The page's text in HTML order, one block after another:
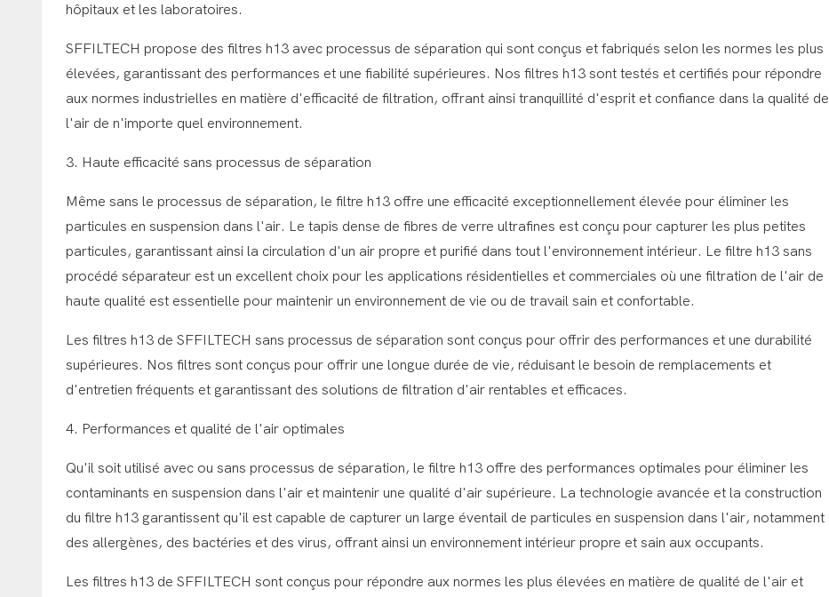
hôpitaux et les laboratoires.
SFFILTECH propose des filtres h13 avec processus de séparation qui sont conçus et fabriqués selon les normes les plus
élevées, garantissant des performances et une fiabilité supérieures. Nos filtres h13 sont testés et certifiés pour répondre
aux normes industrielles en matière d'efficacité de filtration, offrant ainsi tranquillité d'esprit et confiance dans la qualité de
l'air de n'importe quel environnement.
3. Haute efficacité sans processus de séparation
Même sans le processus de séparation, le filtre h13 offre une efficacité exceptionnellement élevée pour éliminer les
particules en suspension dans l'air. Le tapis dense de fibres de verre ultrafines est conçu pour capturer les plus petites
particules, garantissant ainsi la circulation d'un air propre et purifié dans tout l'environnement intérieur. Le filtre h13 sans
procédé séparateur est un excellent choix pour les applications résidentielles et commerciales où une filtration de l'air de
haute qualité est essentielle pour maintenir un environnement de vie ou de travail sain et confortable.
Les filtres h13 de SFFILTECH sans processus de séparation sont conçus pour offrir des performances et une durabilité
supérieures. Nos filtres sont conçus pour offrir une longue durée de vie, réduisant le besoin de remplacements et
d'entretien fréquents et garantissant des solutions de filtration d'air rentables et efficaces.
4. Performances et qualité de l'air optimales
Qu'il soit utilisé avec ou sans processus de séparation, le filtre h13 offre des performances optimales pour éliminer les
contaminants en suspension dans l'air et maintenir une qualité d'air supérieure. La technologie avancée et la construction
du filtre h13 garantissent qu'il est capable de capturer un large éventail de particules en suspension dans l'air, notamment
des allergènes, des bactéries et des virus, offrant ainsi un environnement intérieur propre et sain aux occupants.
Les filtres h13 de SFFILTECH sont conçus pour répondre aux normes les plus élevées en matière de qualité de l'air et